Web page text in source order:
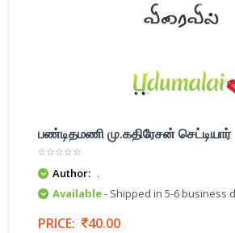
பண்டிதமணி மு.கதிரேசன் செட்டியார்
Author: .
Available- Shipped in 5-6 business
PRICE: 40.00